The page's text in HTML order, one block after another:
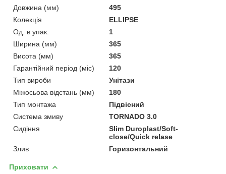
Довжина (мм)
495
Колекція
ELLIPSE
Од. в упак.
1
Ширина (мм)
365
Висота (мм)
365
Гарантійний період (міс)
120
Тип вироби
Унітази
Міжосьова відстань (мм)
180
Тип монтажа
Підвісний
Система змиву
TORNADO 3.0
Сидіння
Slim Duroplast/Soft-
close/Quick relase
Злив
Горизонтальний
Приховати